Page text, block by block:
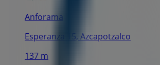
Anforama
Esperanza 15, Azcapotzalco
137 m